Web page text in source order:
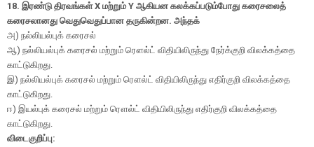
18. இரண்டு திரவங்கள் X மற்றும் Y ஆகியன கலக்கப்படும்போது கரைசலைத்
கரைசலானது வெதுவெதுப்பான தருகின்றன. அந்தக்
அ) நல்லியல்புக் கரைசல்
ஆ) நல்லியல்புக் கரைசல் மற்றும் ரௌல்ட் விதியிலிருந்து நேர்க்குறி விலக்கத்தை
காட்டுகிறது.
இ) நல்லியல்புக் கரைசல் மற்றும் ரௌல்ட் விதியிலிருந்து எதிர்குறி விலக்கத்தை
காட்டுகிறது.
ஈ) இயல்புக் கரைசல் மற்றும் ரௌல்ட் விதியிலிருந்து எதிர்குறி விலக்கத்தை
காட்டுகிறது.
விடைகுறிப்பு: